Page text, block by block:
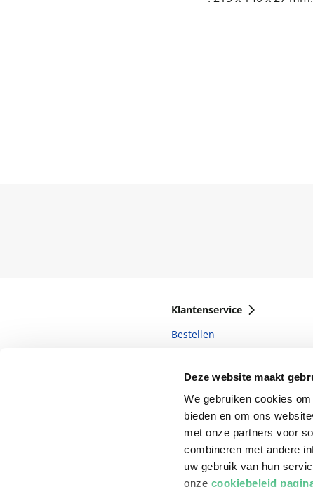
Deze website maakt
We gebruiken cookies
bieden en om ons
met onze partners voor
combineren met andere
uw gebruik van hun
onze cookiebeleid
Klantenservice
Bestellen
Betalen
Retourneren
Veelgestelde vragen